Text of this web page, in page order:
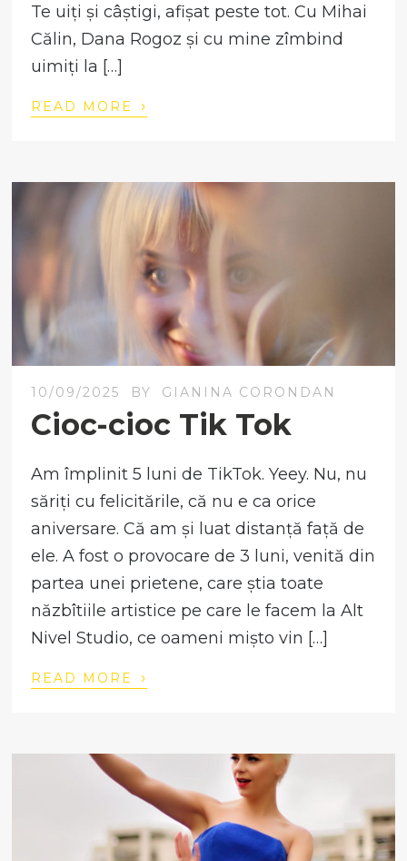
Te uiți și câștigi, afișat peste tot. Cu Mihai
Călin, Dana Rogoz și cu mine zîmbind
uimiți la […]
READ MORE ›
10/09/2025 BY GIANINA CORONDAN
Cioc-cioc Tik Tok
Am împlinit 5 luni de TikTok. Yeey. Nu, nu
săriți cu felicitările, că nu e ca orice
aniversare. Că am și luat distanță față de
ele. A fost o provocare de 3 luni, venită din
partea unei prietene, care știa toate
năzbîtiile artistice pe care le facem la Alt
Nivel Studio, ce oameni mișto vin […]
READ MORE ›